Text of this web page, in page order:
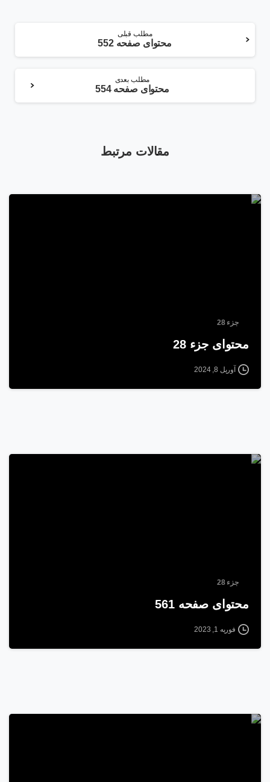
مطلب
مطلب قبلی
محتوای صفحه 552
مطلب بعدی
محتوای صفحه 554
مقالات مرتبط
جزء 28
محتوای جزء 28
آوریل 8, 2024
جزء 28
محتوای صفحه 561
فوریه 1, 2023